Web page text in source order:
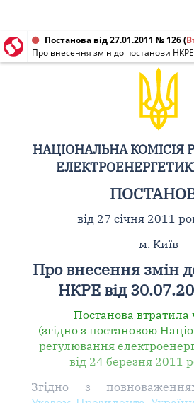
Постанова від 27.01.2011 № 126(
Про внесення змін до постанови
НАЦІОНАЛЬНА КОМІСІЯ
від 27 січня 2011
м. Київ
Про внесення змін
НКРЕ від
Постанова втратила
(згідно з постановою
регулювання
від 24 березня 2011
Згідно з